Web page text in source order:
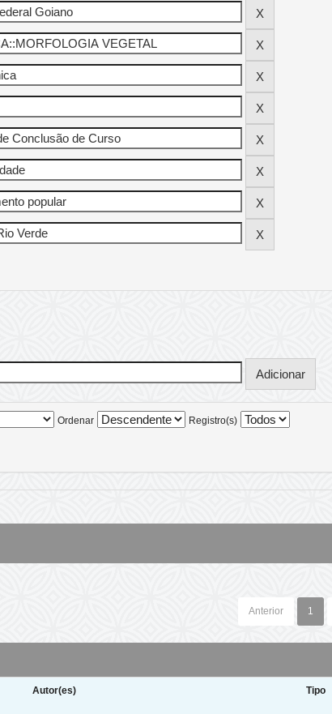
Ordenar Registro(s)
Anterior 1
Autor(es) Tipo